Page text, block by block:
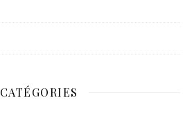
CATÉGORIES